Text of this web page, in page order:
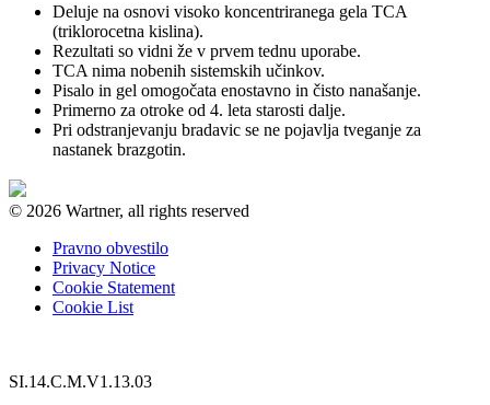
Deluje na osnovi visoko koncentriranega gela TCA
(triklorocetna kislina).
Rezultati so vidni že v prvem tednu uporabe.
TCA nima nobenih sistemskih učinkov.
Pisalo in gel omogočata enostavno in čisto nanašanje.
Primerno za otroke od 4. leta starosti dalje.
Pri odstranjevanju bradavic se ne pojavlja tveganje za
nastanek brazgotin.
© 2026 Wartner, all rights reserved
Pravno obvestilo
Privacy Notice
Cookie Statement
Cookie List
SI.14.C.M.V1.13.03